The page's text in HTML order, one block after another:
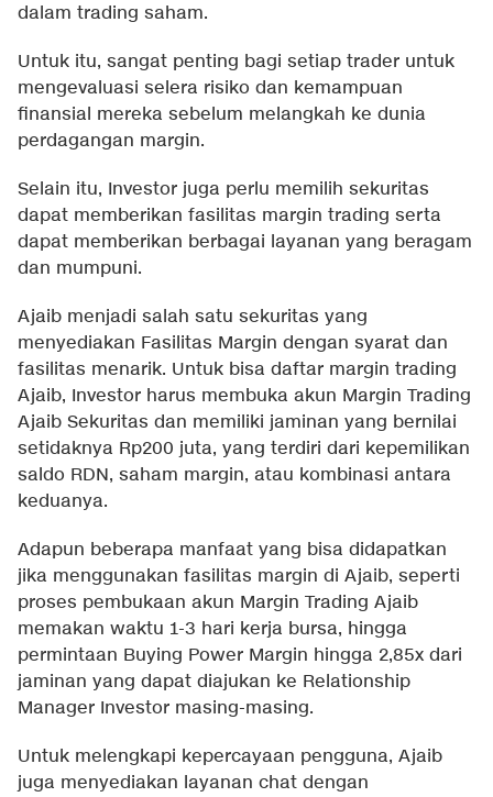
dalam trading saham.
Untuk itu, sangat penting bagi setiap trader untuk
mengevaluasi selera risiko dan kemampuan
finansial mereka sebelum melangkah ke dunia
perdagangan margin.
Selain itu, Investor juga perlu memilih sekuritas
dapat memberikan fasilitas margin trading serta
dapat memberikan berbagai layanan yang beragam
dan mumpuni.
Ajaib menjadi salah satu sekuritas yang
menyediakan Fasilitas Margin dengan syarat dan
fasilitas menarik. Untuk bisa daftar margin trading
Ajaib, Investor harus membuka akun Margin Trading
Ajaib Sekuritas dan memiliki jaminan yang bernilai
setidaknya Rp200 juta, yang terdiri dari kepemilikan
saldo RDN, saham margin, atau kombinasi antara
keduanya.
Adapun beberapa manfaat yang bisa didapatkan
jika menggunakan fasilitas margin di Ajaib, seperti
proses pembukaan akun Margin Trading Ajaib
memakan waktu 1-3 hari kerja bursa, hingga
permintaan Buying Power Margin hingga 2,85x dari
jaminan yang dapat diajukan ke Relationship
Manager Investor masing-masing.
Untuk melengkapi kepercayaan pengguna, Ajaib
juga menyediakan layanan chat dengan